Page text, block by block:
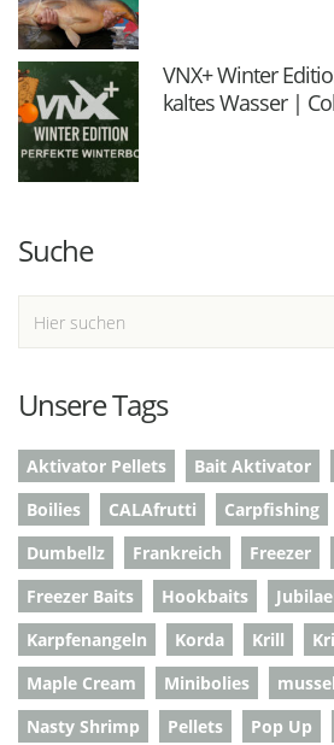
VNX+ Winter
kaltes Wasser |
Suche
Unsere Tags
Aktivator Pellets Bait Aktivator
Boilies
CALAfrutti Carpfishing
Dumbellz
Frankreich Freezer
Freezer Baits
Hookbaits
Karpfenangeln
Korda Krill
Maple Cream
Minibolies
Nasty Shrimp
Pellets Pop Up